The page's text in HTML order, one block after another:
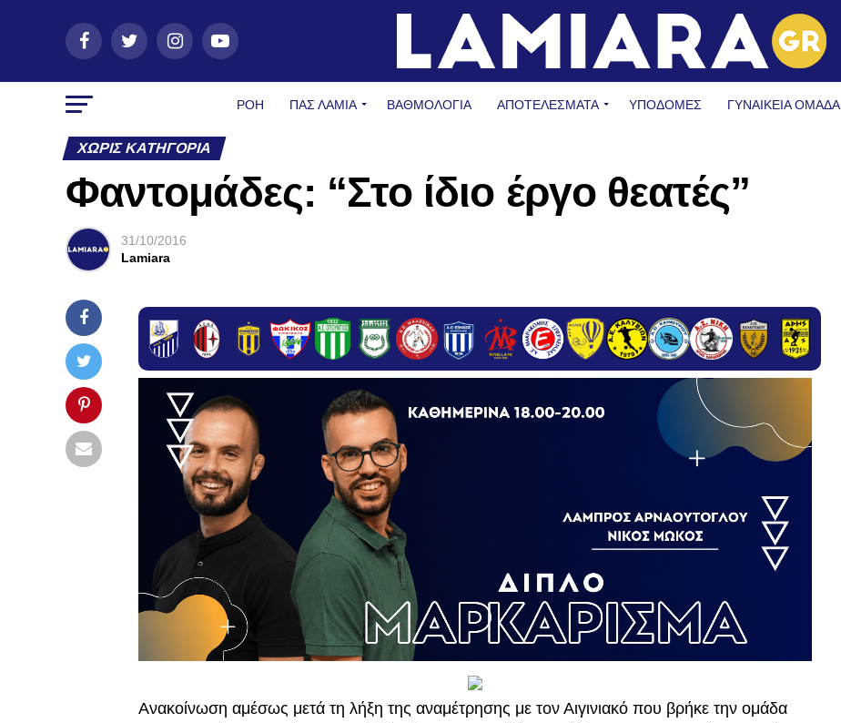
ΡΟΗ ΠΑΣ ΛΑΜΊΑ ΒΑΘΜΟΛΟΓΙΑ ΑΠΟΤΕΛΕΣΜΑΤΑ ΥΠΟΔΟΜΈΣ ΓΥΝΑΙΚΕΊΑ ΟΜΆΔΑ
ΧΩΡΊΣ ΚΑΤΗΓΟΡΊΑ
Φαντομάδες: “Στο ίδιο έργο θεατές”
31/10/2016
Lamiara
Aνακοίνωση αμέσως μετά τη λήξη της αναμέτρησης με τον Αιγινιακό που βρήκε την ομάδα